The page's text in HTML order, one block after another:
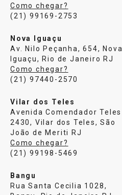
Como chegar?
(21) 99169-2753
Nova Iguaçu
Av. Nilo Peçanha, 654, Nova
Iguaçu, Rio de Janeiro RJ
Como chegar?
(21) 97440-2570
Vilar dos Teles
Avenida Comendador Teles
2430, Vilar dos Teles, São
João de Meriti RJ
Como chegar?
(21) 99198-5469
Bangu
Rua Santa Cecilia 1028,